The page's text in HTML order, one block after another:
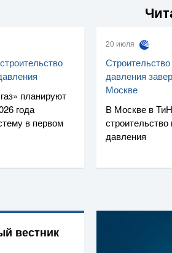
планируют
года
в первом
20 июля
давления
Москве
В Москве в
строительство
давления
вестник